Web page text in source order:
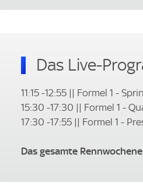
Das Live-
11:15 -12:55 || Formel 1 -
15:30 -17:30 || Formel 1 -
17:30 -17:55 || Formel 1 -
Das gesamte